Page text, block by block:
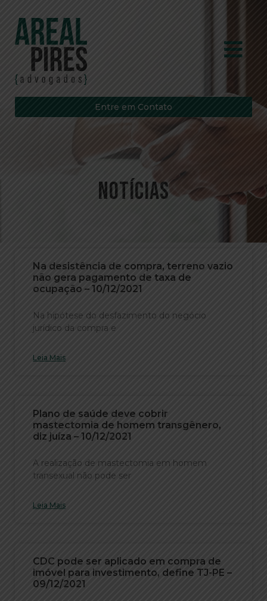
Entre em Contato
Notícias
Na desistência de compra, terreno vazio
não gera pagamento de taxa de
ocupação – 10/12/2021
Na hipótese do desfazimento do negócio
jurídico da compra e
Leia Mais
Plano de saúde deve cobrir
mastectomia de homem transgênero,
diz juíza – 10/12/2021
A realização de mastectomia em homem
transexual não pode ser
Leia Mais
CDC pode ser aplicado em compra de
imóvel para investimento, define TJ-PE –
09/12/2021